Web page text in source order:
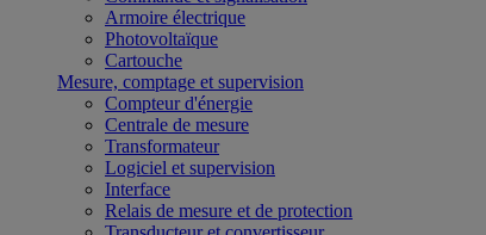
Armoire électrique
Photovoltaïque
Cartouche
Mesure, comptage et supervision
Compteur d'énergie
Centrale de mesure
Transformateur
Logiciel et supervision
Interface
Relais de mesure et de protection